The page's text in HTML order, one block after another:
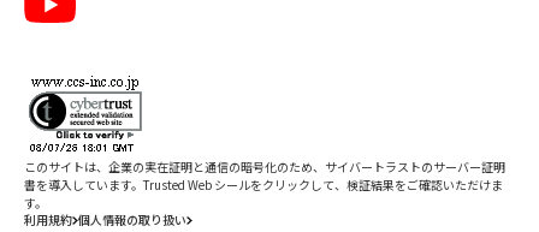
利用規約 個人情報の取り扱い
このサイトは、企業の実在証明と通信の暗号化のため、サイバートラストのサーバー証明
書を導入しています。Trusted Web シールをクリックして、検証結果をご確認いただけま
す。